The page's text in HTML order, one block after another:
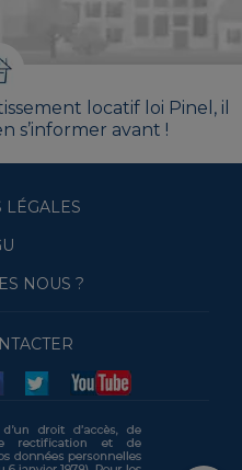
locatif loi Pinel, il
s’informer avant !
LÉGALES
NOUS ?